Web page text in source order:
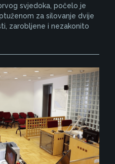
svjedoka, počelo je
za silovanje dvije
zarobljene i nezakonito